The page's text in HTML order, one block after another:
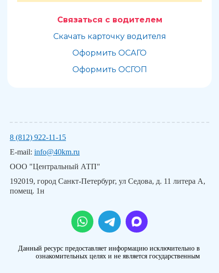
Связаться с водителем
Скачать карточку водителя
Оформить ОСАГО
Оформить ОСГОП
8 (812) 922-11-15
E-mail: info@40km.ru
ООО "Центральный АТП"
192019, город Санкт-Петербург, ул Седова, д. 11 литера А,
помещ. 1н
Данный ресурс предоставляет информацию исключительно в
ознакомительных целях и не является государственным